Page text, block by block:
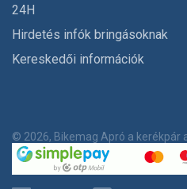
24H
Hirdetés infók bringásoknak
Kereskedői információk
© 2026, Bikemag Apró a kerékpár